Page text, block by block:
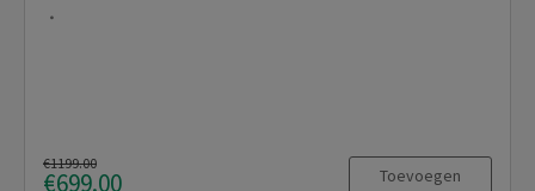
€1199.00
€699.00 Toevoegen